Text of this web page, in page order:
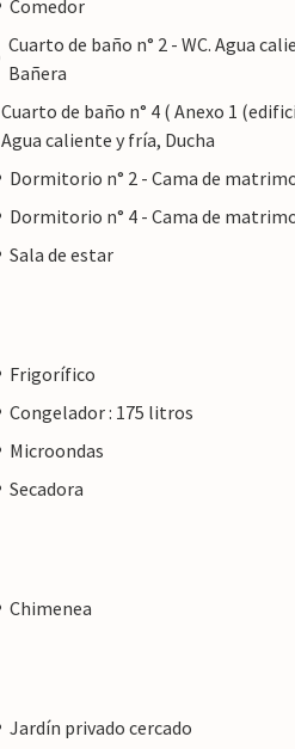
Comedor
Cuarto de baño n° 2 - WC. Agua
Bañera
Cuarto de baño n° 4 ( Anexo 1
Agua caliente y fría, Ducha
Dormitorio n° 2 - Cama de
Dormitorio n° 4 - Cama de
Sala de estar
Frigorífico
Congelador : 175 litros
Microondas
Secadora
Chimenea
Jardín privado cercado